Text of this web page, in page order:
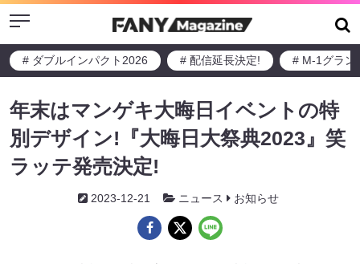
Menu
# ダブルインパクト2026 # 配信延長決定! # M-1グラン
年末はマンゲキ大晦日イベントの特
別デザイン!『大晦日大祭典2023』笑
ラッテ発売決定!
2023-12-21 ニュース お知らせ